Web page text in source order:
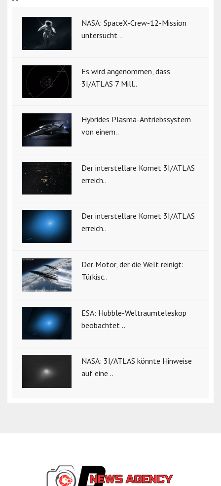
NASA: SpaceX-Crew-12-Mission
untersucht ..
Es wird angenommen, dass
3I/ATLAS 7 Mill..
Hybrides Plasma-Antriebssystem
von einem..
Der interstellare Komet 3I/ATLAS
erreich..
Der interstellare Komet 3I/ATLAS
erreich..
Der Motor, der die Welt reinigt:
Türkisc..
ESA: Hubble-Weltraumteleskop
beobachtet ..
NASA: 3I/ATLAS könnte Hinweise
auf eine ..